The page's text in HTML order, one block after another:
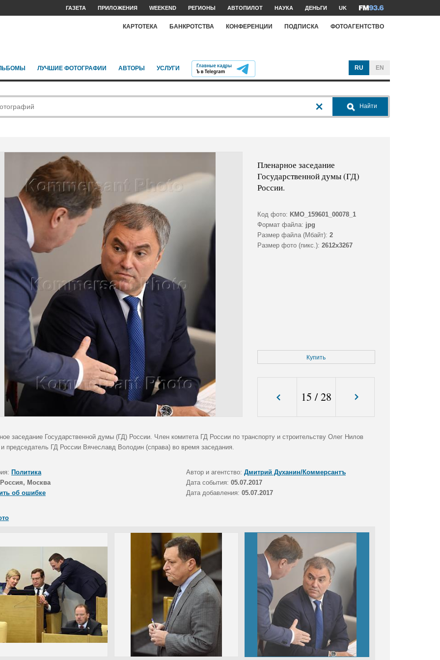
ГАЗЕТА ПРИЛОЖЕНИЯ WEEKEND РЕГИОНЫ АВТОПИЛОТ НАУКА ДЕНЬГИ UK
КАРТОТЕКА БАНКРОТСТВА КОНФЕРЕНЦИИ ПОДПИСКА ФОТОАГЕНТСТВО
ЛУЧШИЕ ФОТОГРАФИИ АВТОРЫ УСЛУГИ RU EN
Найти
Пленарное заседание
Государственной думы (ГД)
России.
Код фото: KMO_159601_00078_1
Формат файла: jpg
Размер файла (Мбайт): 2
Размер фото (пикс.): 2612x3267
Купить
15 /28
заседание Государственной думы (ГД) России. Член комитета ГД России по транспорту и строительству Олег Нилов
председатель ГД России Вячеславд Володин (справа) во время заседания.
Политика Автор и агентство: Дмитрий Духанин/Коммерсантъ
Россия, Москва Дата события: 05.07.2017
об ошибке
Дата добавления: 05.07.2017